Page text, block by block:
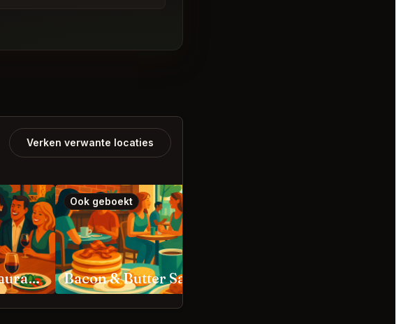
Verken verwante locaties
The Kitchen Restaurant Sacramento
Ook geboekt